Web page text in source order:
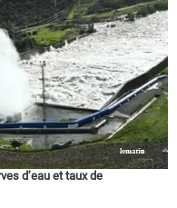
d’eau et taux de